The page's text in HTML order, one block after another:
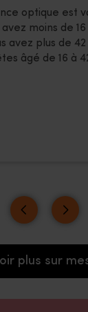
optique est
avez moins de 16
avez plus de 42
âgé de 16 à
plus sur